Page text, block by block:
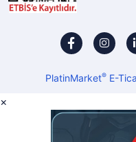
PlatinMarket®E-
×